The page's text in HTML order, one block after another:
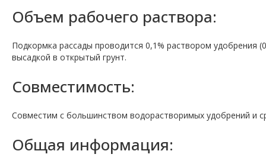
Объем рабочего раствора:
Подкормка рассады проводится 0,1% раствором удобрения
высадкой в ​​открытый грунт.
Совместимость:
Совместим с большинством водорастворимых удобрений и
Общая информация: